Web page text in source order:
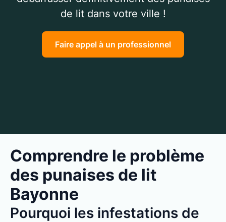
de lit dans votre ville !
Faire appel à un professionnel
Comprendre le problème
des punaises de lit
Bayonne
Pourquoi les infestations de